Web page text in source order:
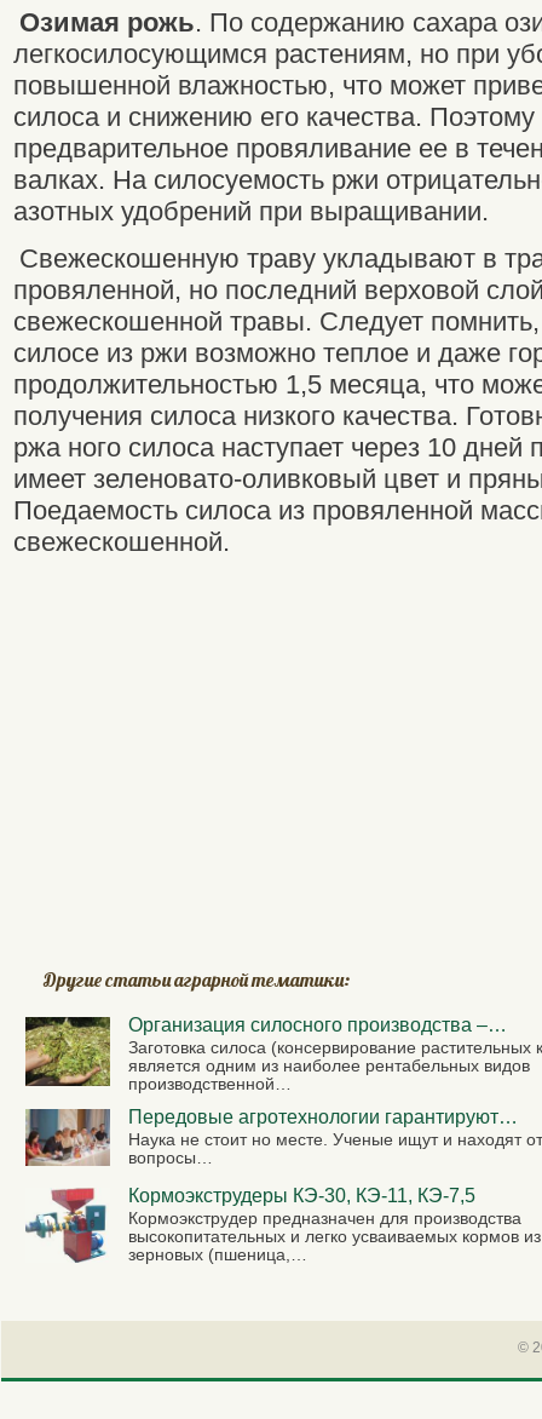
Озимая рожь. По содержанию сахара
легкосилосующимся растениям, но при
повышенной влажностью, что может
силоса и снижению его качества.
предварительное провяливание ее в
валках. На силосуемость ржи
азотных удобрений при выращивании.
Свежескошенную траву укладывают в
провяленной, но последний верховой
свежескошенной травы. Следует
силосе из ржи возможно теплое и даже
продолжительностью 1,5 месяца, что
получения силоса низкого качества.
ржа ного силоса наступает через 10 дней
имеет зеленовато-оливковый цвет и
Поедаемость силоса из провяленной
свежескошенной.
Другие статьи аграрной тематики:
Организация силосного производства –…
Заготовка силоса (консервирование растительных
является одним из наиболее рентабельных видов
производственной…
Передовые агротехнологии гарантируют…
Наука не стоит но месте. Ученые ищут и находят
вопросы…
Кормоэкструдеры КЭ-30, КЭ-11, КЭ-7,5
Кормоэкструдер предназначен для производства
высокопитательных и легко усваиваемых кормов из
зерновых (пшеница,…
©